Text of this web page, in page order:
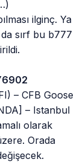
ilginç. Ya
sırf bu b777
– CFB Goose
– Istanbul
olarak
Orada